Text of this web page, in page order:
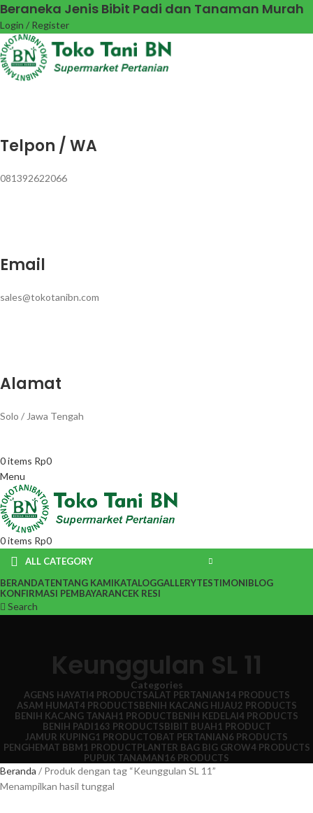
Beraneka Jenis Bibit Padi dan Tanaman Murah
Login / Register
Telpon / WA
081392622066
Email
sales@tokotanibn.com
Alamat
Solo / Jawa Tengah
0items Rp0
Menu
0items Rp0
ALL CATEGORY
BERANDATENTANG KAMIKATALOGGALLERYTESTIMONIBLOG
KONFIRMASI PEMBAYARANCEK RESI
Search
Keunggulan SL 11
Categories
AGENS HAYATI4 PRODUCTSALAT PERTANIAN14 PRODUCTS
ASAM HUMAT4 PRODUCTSBENIH KACANG HIJAU2 PRODUCTS
BENIH KACANG TANAH1 PRODUCTBENIH KEDELAI4 PRODUCTS
BENIH PADI163 PRODUCTSBIBIT BUAH1 PRODUCT
JAMUR KUPING1 PRODUCTOBAT PERTANIAN6 PRODUCTS
PENGHEMAT BBM1 PRODUCTPLANTER BAG BIG GROW4 PRODUCTS
PUPUK TANAMAN16 PRODUCTS
Beranda
Produk dengan tag “Keunggulan SL 11”
Menampilkan hasil tunggal